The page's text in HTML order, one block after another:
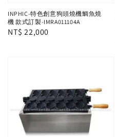
INPHIC-特色創意狗頭燒機鯛魚燒
機 款式訂製-IMRA011104A
Regular
NT$ 22,000